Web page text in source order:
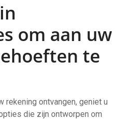
om aan uw
te
rekening ontvangen, geniet u
die zijn ontworpen om